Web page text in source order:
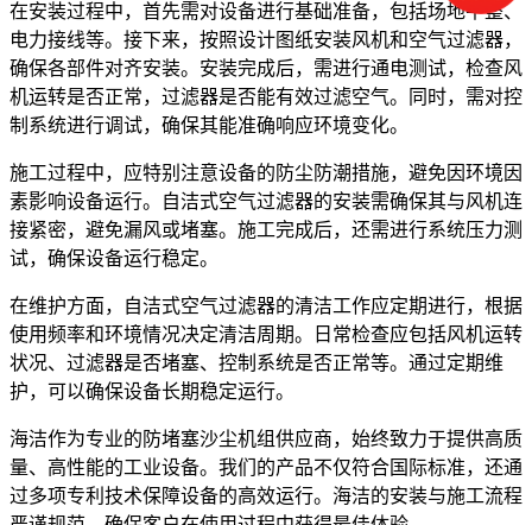
在安装过程中，首先需对设备进行基础准备，包括场地平整、
电力接线等。接下来，按照设计图纸安装风机和空气过滤器，
确保各部件对齐安装。安装完成后，需进行通电测试，检查风
机运转是否正常，过滤器是否能有效过滤空气。同时，需对控
制系统进行调试，确保其能准确响应环境变化。
施工过程中，应特别注意设备的防尘防潮措施，避免因环境因
素影响设备运行。自洁式空气过滤器的安装需确保其与风机连
接紧密，避免漏风或堵塞。施工完成后，还需进行系统压力测
试，确保设备运行稳定。
在维护方面，自洁式空气过滤器的清洁工作应定期进行，根据
使用频率和环境情况决定清洁周期。日常检查应包括风机运转
状况、过滤器是否堵塞、控制系统是否正常等。通过定期维
护，可以确保设备长期稳定运行。
海洁作为专业的防堵塞沙尘机组供应商，始终致力于提供高质
量、高性能的工业设备。我们的产品不仅符合国际标准，还通
过多项专利技术保障设备的高效运行。海洁的安装与施工流程